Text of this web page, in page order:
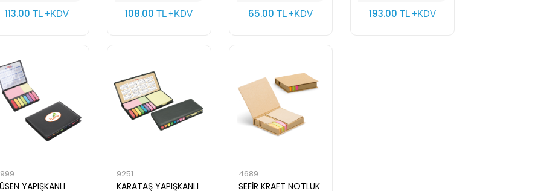
113.00TL +KDV 108.00TL +KDV 65.00TL +KDV 193.00TL +KDV
YAPIŞKANLI
9251
KARATAŞ YAPIŞKANLI
4689
SEFİR KRAFT NOTLUK